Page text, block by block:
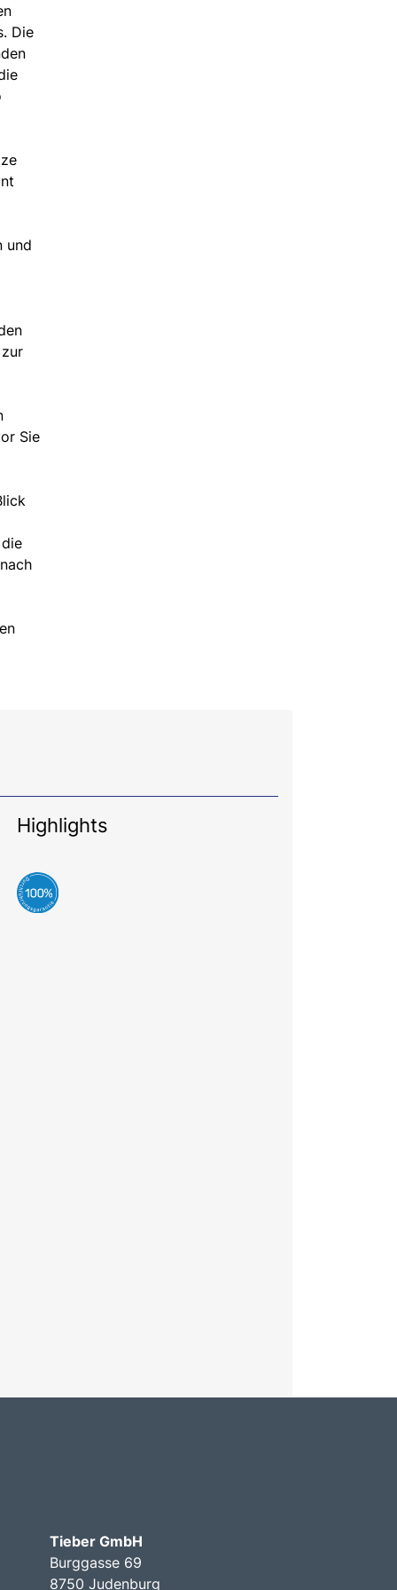
Die
und
Sie
Highlights
Tieber GmbH
Burggasse 69
8750 Judenburg